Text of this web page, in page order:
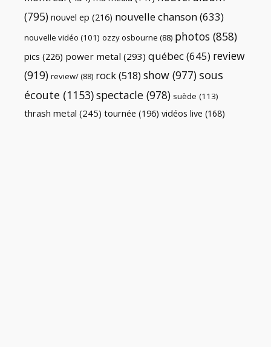
(795) nouvel ep (216) nouvelle chanson(633)
nouvelle vidéo (101) ozzy osbourne (88) photos (858)
pics (226) power metal (293) québec(645) review
(919) review/(88) rock(518) show (977) sous
écoute (1153)spectacle (978) suède (113)
thrash metal (245) tournée (196) vidéos live (168)